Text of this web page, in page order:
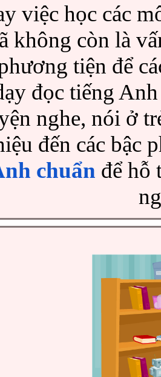
việc học các
không còn là
tiện để
đọc tiếng
nghe, nói ở
đến các bậc
chuẩn để hỗ